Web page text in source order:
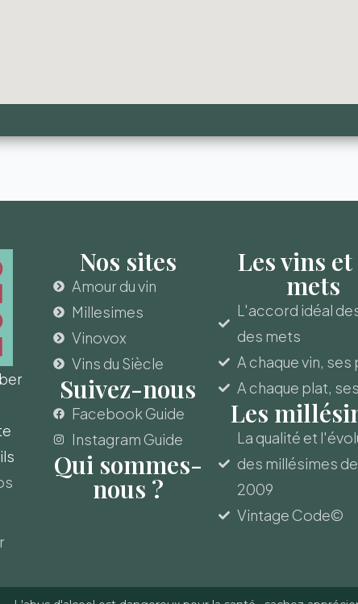
Nos sites
Amour du vin
Millesimes
Vinovox
Vins du Siècle
Suivez-nous
Facebook Guide
Instagram Guide
Qui sommes-
nous ?
Les vins et
mets
L'accord idéal
des mets
A chaque vin, ses
A chaque plat,
Les
La qualité et
des millésimes
2009
Vintage Code©